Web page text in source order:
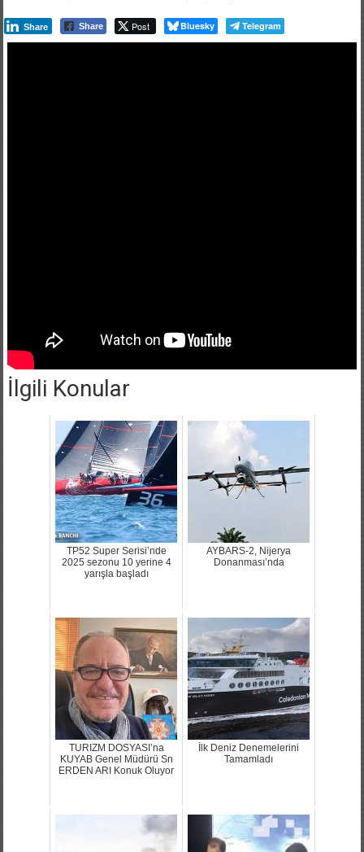
Share Share Post Bluesky Telegram
İlgili Konular
TP52 Super Serisi’nde
2025 sezonu 10 yerine 4
yarışla başladı
AYBARS-2, Nijerya
Donanması’nda
TURIZM DOSYASI’na
KUYAB Genel Müdürü Sn
ERDEN ARI Konuk Oluyor
İlk Deniz Denemelerini
Tamamladı